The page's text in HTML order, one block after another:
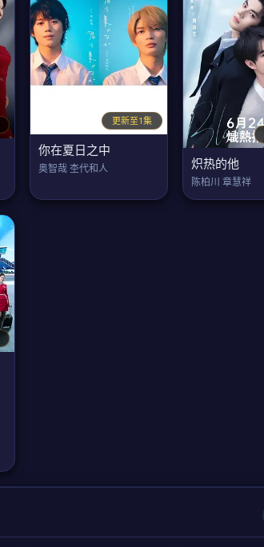
更新至1集
你在夏日之中
奥智哉 杢代和人 炽热的他
陈柏川 章慧祥